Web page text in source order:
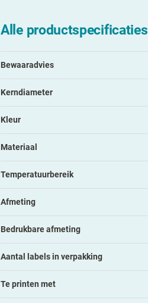
Alle productspecificaties
Bewaaradvies
Kerndiameter
Kleur
Materiaal
Temperatuurbereik
Afmeting
Bedrukbare afmeting
Aantal labels in verpakking
Te printen met